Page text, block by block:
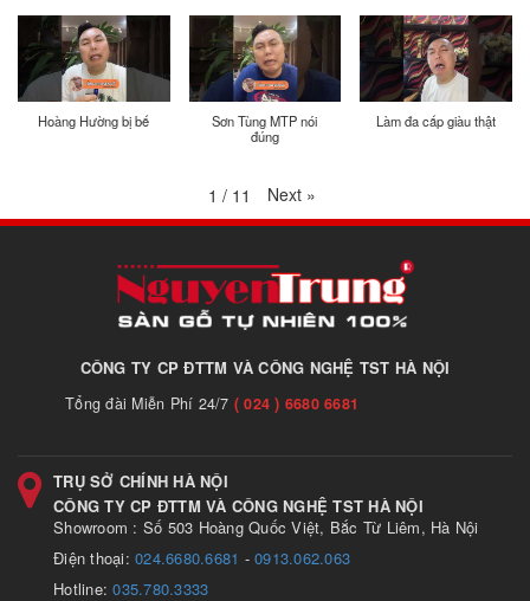
Hoàng Hường bị bế
Sơn Tùng MTP nói
đúng
Làm đa cấp giàu thật
1 / 11 Next »
CÔNG TY CP ĐTTM VÀ CÔNG NGHỆ TST HÀ NỘI
Tổng đài Miễn Phí 24/7 ( 024 ) 6680 6681
TRỤ SỞ CHÍNH HÀ NỘI
CÔNG TY CP ĐTTM VÀ CÔNG NGHỆ TST HÀ NỘI
Showroom : Số 503 Hoàng Quốc Việt, Bắc Từ Liêm, Hà Nội
Điện thoại:024.6680.6681 -0913.062.063
Hotline:035.780.3333